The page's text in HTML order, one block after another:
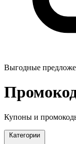
Выгодные
Купоны и
Категории